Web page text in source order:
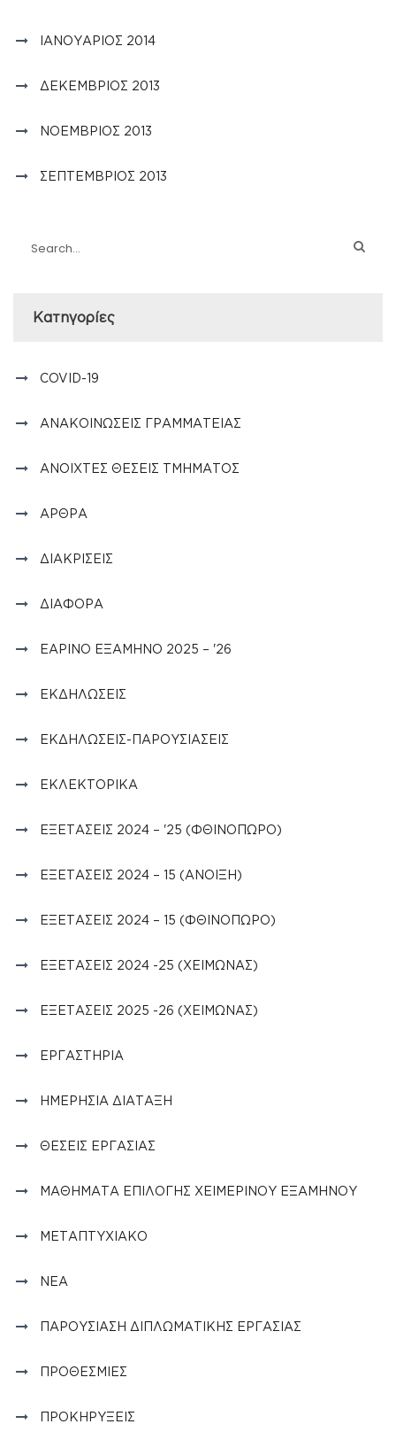
ΙΑΝΟΥΆΡΙΟΣ 2014
ΔΕΚΈΜΒΡΙΟΣ 2013
ΝΟΈΜΒΡΙΟΣ 2013
ΣΕΠΤΈΜΒΡΙΟΣ 2013
Kατηγορίες
COVID-19
ΑΝΑΚΟΙΝΏΣΕΙΣ ΓΡΑΜΜΑΤΕΊΑΣ
ΑΝΟΙΧΤΈΣ ΘΈΣΕΙΣ ΤΜΉΜΑΤΟΣ
ΆΡΘΡΑ
ΔΙΑΚΡΊΣΕΙΣ
ΔΙΆΦΟΡΑ
ΕΑΡΙΝΌ ΕΞΆΜΗΝΟ 2025 – '26
ΕΚΔΗΛΏΣΕΙΣ
ΕΚΔΗΛΏΣΕΙΣ-ΠΑΡΟΥΣΙΆΣΕΙΣ
ΕΚΛΕΚΤΟΡΙΚΆ
ΕΞΕΤΆΣΕΙΣ 2024 – '25 (ΦΘΙΝΌΠΩΡΟ)
ΕΞΕΤΆΣΕΙΣ 2024 – 15 (ΆΝΟΙΞΗ)
ΕΞΕΤΆΣΕΙΣ 2024 – 15 (ΦΘΙΝΟΠΩΡΟ)
ΕΞΕΤΆΣΕΙΣ 2024 -25 (ΧΕΙΜΏΝΑΣ)
ΕΞΕΤΆΣΕΙΣ 2025 -26 (ΧΕΙΜΏΝΑΣ)
ΕΡΓΑΣΤΉΡΙΑ
ΗΜΕΡΉΣΙΑ ΔΙΆΤΑΞΗ
ΘΈΣΕΙΣ ΕΡΓΑΣΊΑΣ
ΜΑΘΉΜΑΤΑ ΕΠΙΛΟΓΉΣ ΧΕΙΜΕΡΙΝΟΎ ΕΞΑΜΉΝΟΥ
ΜΕΤΑΠΤΥΧΙΑΚΌ
ΝΈΑ
ΠΑΡΟΥΣΊΑΣΗ ΔΙΠΛΩΜΑΤΙΚΉΣ ΕΡΓΑΣΊΑΣ
ΠΡΟΘΕΣΜΊΕΣ
ΠΡΟΚΗΡΎΞΕΙΣ